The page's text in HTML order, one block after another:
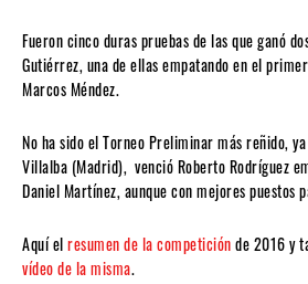
Fueron cinco duras pruebas de las que ganó
Gutiérrez, una de ellas empatando en el
Marcos Méndez.
No ha sido el Torneo Preliminar más reñido,
Villalba (Madrid), venció Roberto Rodríguez
Daniel Martínez, aunque con mejores puestos
Aquí elresumen de la competiciónde 2016 y
vídeo de la misma.